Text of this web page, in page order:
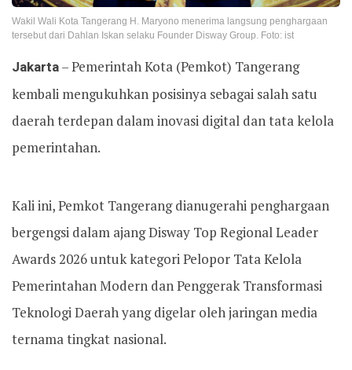
Wakil Wali Kota Tangerang H. Maryono menerima langsung penghargaan
tersebut dari Dahlan Iskan selaku Founder Disway Group. Foto: ist
Jakarta– Pemerintah Kota (Pemkot) Tangerang
kembali mengukuhkan posisinya sebagai salah satu
daerah terdepan dalam inovasi digital dan tata kelola
pemerintahan.
Kali ini, Pemkot Tangerang dianugerahi penghargaan
bergengsi dalam ajang Disway Top Regional Leader
Awards 2026 untuk kategori Pelopor Tata Kelola
Pemerintahan Modern dan Penggerak Transformasi
Teknologi Daerah yang digelar oleh jaringan media
ternama tingkat nasional.